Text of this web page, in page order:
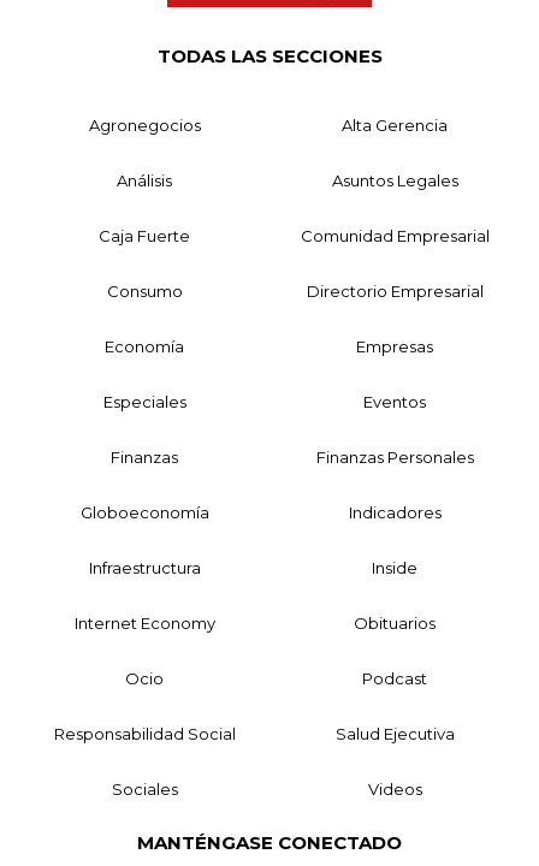
TODAS LAS SECCIONES
Agronegocios Alta Gerencia
Análisis Asuntos Legales
Caja Fuerte Comunidad Empresarial
Consumo Directorio Empresarial
Economía Empresas
Especiales Eventos
Finanzas Finanzas Personales
Globoeconomía Indicadores
Infraestructura Inside
Internet Economy Obituarios
Ocio Podcast
Responsabilidad Social Salud Ejecutiva
Sociales Videos
MANTÉNGASE CONECTADO